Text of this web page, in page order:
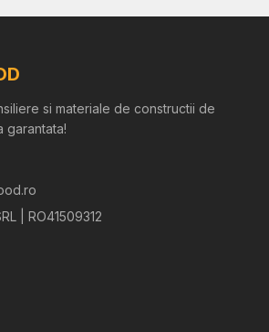
si materiale de constructii de
garantata!
| RO41509312